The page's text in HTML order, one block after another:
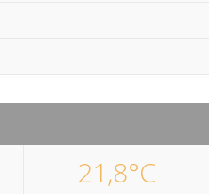
21,8°C